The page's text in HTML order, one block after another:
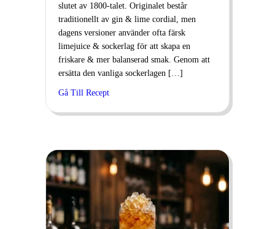
slutet av 1800-talet. Originalet består
traditionellt av gin & lime cordial, men
dagens versioner använder ofta färsk
limejuice & sockerlag för att skapa en
friskare & mer balanserad smak. Genom att
ersätta den vanliga sockerlagen […]
Gå Till Recept